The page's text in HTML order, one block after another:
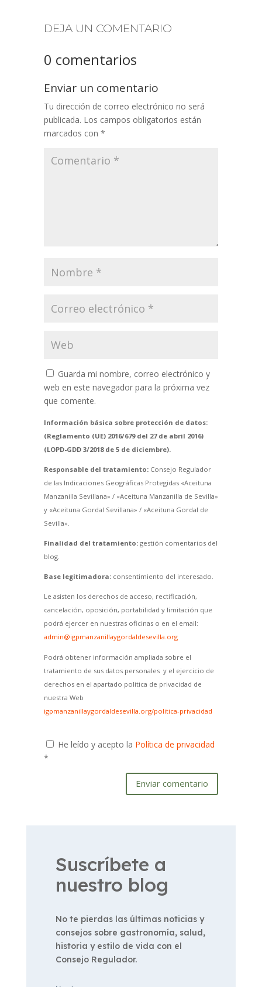
DEJA UN COMENTARIO
0 comentarios
Enviar un comentario
Tu dirección de correo electrónico no será
publicada. Los campos obligatorios están
marcados con *
Guarda mi nombre, correo electrónico y
web en este navegador para la próxima vez
que comente.
Información básica sobre protección de datos:
(Reglamento (UE) 2016/679 del 27 de abril 2016)
(LOPD-GDD 3/2018 de 5 de diciembre).
Responsable del tratamiento:Consejo Regulador
de las Indicaciones Geográficas Protegidas «Aceituna
Manzanilla Sevillana» / «Aceituna Manzanilla de Sevilla»
y «Aceituna Gordal Sevillana» / «Aceituna Gordal de
Sevilla».
Finalidad del tratamiento:gestión comentarios del
blog.
Base legitimadora:consentimiento del interesado.
Le asisten los derechos de acceso, rectificación,
cancelación, oposición, portabilidad y limitación que
podrá ejercer en nuestras oficinas o en el email:
admin@igpmanzanillaygordaldesevilla.org
Podrá obtener información ampliada sobre el
tratamiento de sus datos personales y el ejercicio de
derechos en el apartado política de privacidad de
nuestra Web
igpmanzanillaygordaldesevilla.org/politica-privacidad
He leído y acepto la Política de privacidad
*
Enviar comentario
Suscríbete a
nuestro blog
No te pierdas las últimas noticias y
consejos sobre gastronomía, salud,
historia y estilo de vida con el
Consejo Regulador.